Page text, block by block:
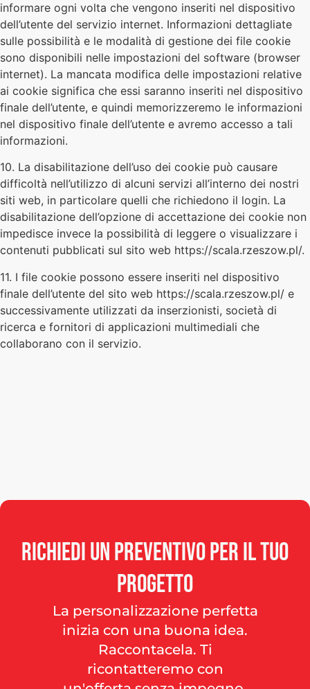
informare ogni volta che vengono inseriti nel dispositivo
dell’utente del servizio internet. Informazioni dettagliate
sulle possibilità e le modalità di gestione dei file cookie
sono disponibili nelle impostazioni del software (browser
internet). La mancata modifica delle impostazioni relative
ai cookie significa che essi saranno inseriti nel dispositivo
finale dell’utente, e quindi memorizzeremo le informazioni
nel dispositivo finale dell’utente e avremo accesso a tali
informazioni.
10. La disabilitazione dell’uso dei cookie può causare
difficoltà nell’utilizzo di alcuni servizi all’interno dei nostri
siti web, in particolare quelli che richiedono il login. La
disabilitazione dell’opzione di accettazione dei cookie non
impedisce invece la possibilità di leggere o visualizzare i
contenuti pubblicati sul sito web https://scala.rzeszow.pl/.
11. I file cookie possono essere inseriti nel dispositivo
finale dell’utente del sito web https://scala.rzeszow.pl/ e
successivamente utilizzati da inserzionisti, società di
ricerca e fornitori di applicazioni multimediali che
collaborano con il servizio.
Richiediunpreventivoperiltuo
progetto
La personalizzazione perfetta
inizia con una buona idea.
Raccontacela. Ti
ricontatteremo con